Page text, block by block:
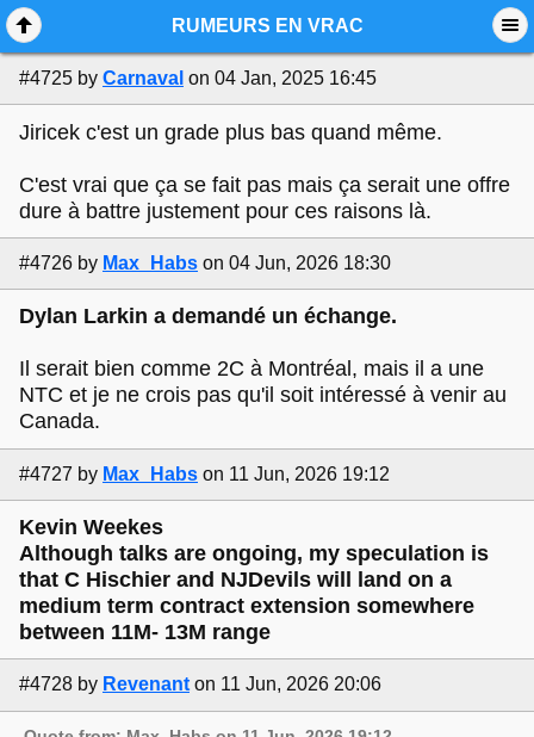
RUMEURS EN VRAC
#4725 by Carnaval on 04 Jan, 2025 16:45
Jiricek c'est un grade plus bas quand même.
C'est vrai que ça se fait pas mais ça serait une offre
dure à battre justement pour ces raisons là.
#4726 by Max_Habs on 04 Jun, 2026 18:30
Dylan Larkin a demandé un échange.
Il serait bien comme 2C à Montréal, mais il a une
NTC et je ne crois pas qu'il soit intéressé à venir au
Canada.
#4727 by Max_Habs on 11 Jun, 2026 19:12
Kevin Weekes
Although talks are ongoing, my speculation is
that C Hischier and NJDevils will land on a
medium term contract extension somewhere
between 11M- 13M range
#4728 by Revenant on 11 Jun, 2026 20:06